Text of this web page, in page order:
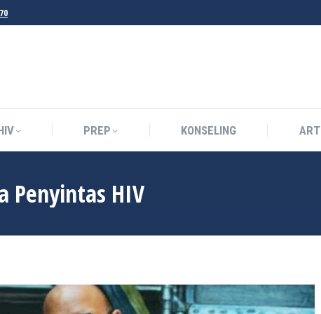
PREP KONSELING
Penyintas HIV
PREP KONSELING